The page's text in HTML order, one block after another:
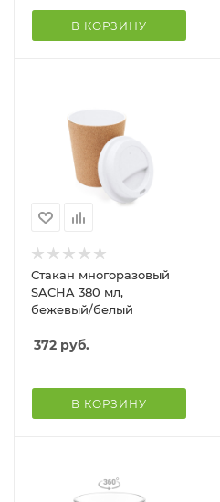
В КОРЗИНУ
Стакан многоразовый
SACHA 380 мл,
бежевый/белый
372 руб.
В КОРЗИНУ